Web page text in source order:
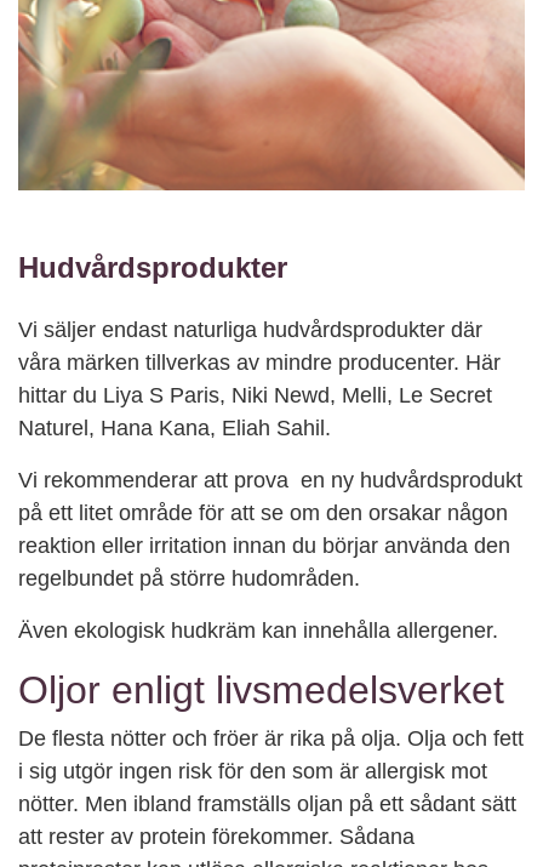
Hudvårdsprodukter
Vi säljer endast naturliga hudvårdsprodukter där
våra märken tillverkas av mindre producenter. Här
hittar du Liya S Paris, Niki Newd, Melli, Le Secret
Naturel, Hana Kana, Eliah Sahil.
Vi rekommenderar att prova en ny hudvårdsprodukt
på ett litet område för att se om den orsakar någon
reaktion eller irritation innan du börjar använda den
regelbundet på större hudområden.
Även ekologisk hudkräm kan innehålla allergener.
Oljor enligt livsmedelsverket
De flesta nötter och fröer är rika på olja. Olja och fett
i sig utgör ingen risk för den som är allergisk mot
nötter. Men ibland framställs oljan på ett sådant sätt
att rester av protein förekommer. Sådana